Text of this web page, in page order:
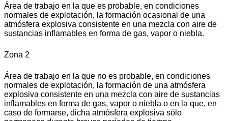
Área de trabajo en la que es probable, en condiciones
normales de explotación, la formación ocasional de una
atmósfera explosiva consistente en una mezcla con aire de
sustancias inflamables en forma de gas, vapor o niebla.
Zona 2
Área de trabajo en la que no es probable, en condiciones
normales de explotación, la formación de una atmósfera
explosiva consistente en una mezcla con aire de sustancias
inflamables en forma de gas, vapor o niebla o en la que, en
caso de formarse, dicha atmósfera explosiva sólo